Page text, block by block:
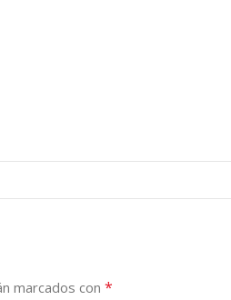
marcados con *